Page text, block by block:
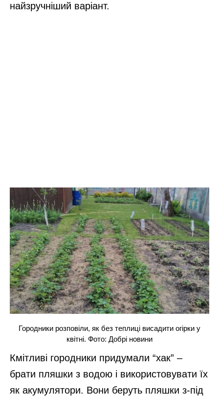
найзручніший варіант.
Городники розповіли, як без теплиці висадити огірки у
квітні. Фото: Добрі новини
Кмітливі городники придумали “хак” –
брати пляшки з водою і використовувати їх
як акумулятори. Вони беруть пляшки з-під